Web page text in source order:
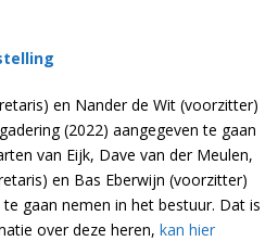
en Nander de Wit (voorzitter)
(2022) aangegeven te gaan
van Eijk, Dave van der Meulen,
en Bas Eberwijn (voorzitter)
gaan nemen in het bestuur. Dat is
over deze heren, kan hier